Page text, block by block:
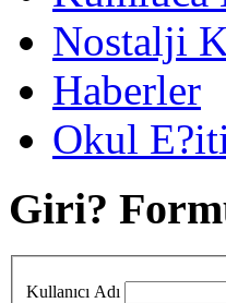
Nostalji
Haberler
Okul
Giri?
Kullanıcı Adı